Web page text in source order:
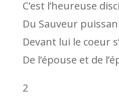
C’est l’heureuse
Du Sauveur
Devant lui le coeur
De l’épouse et de
2